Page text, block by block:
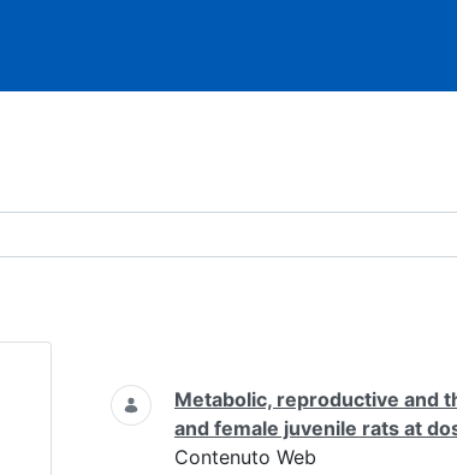
- Eventi
Ricerca
Metabolic, reproductive and
and female juvenile rats at
Contenuto Web